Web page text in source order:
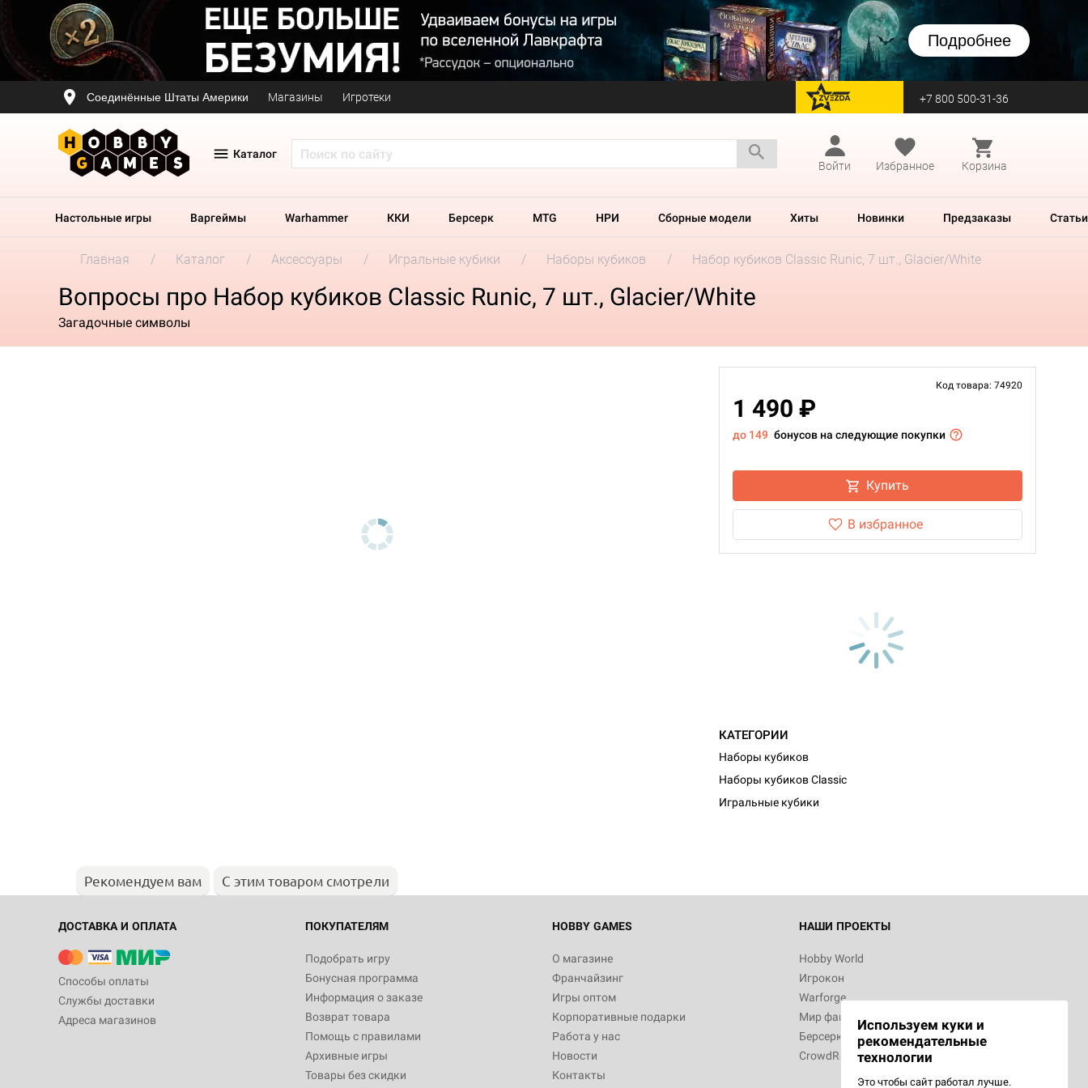
Подробнее
Соединённые Штаты Америки Магазины Игротеки перейти на Zvezda +7 800 500-31-36
Каталог
Войти
Избранное Корзина
Настольные игры Варгеймы Warhammer ККИ Берсерк MTG НРИ Сборные модели Хиты Новинки Предзаказы Статьи
Главная Каталог Аксессуары Игральные кубики Наборы кубиков Набор кубиков Classic Runic, 7 шт., Glacier/White
Вопросы про Набор кубиков Classic Runic, 7 шт., Glacier/White
Загадочные символы
Код товара: 74920
1 490 ₽
до 149 бонусов на следующие покупки
Купить
В избранное
КАТЕГОРИИ
Наборы кубиков
Наборы кубиков Classic
Игральные кубики
Рекомендуем вам С этим товаром смотрели
ДОСТАВКА И ОПЛАТА
Способы оплаты
Службы доставки
Адреса магазинов
ПОКУПАТЕЛЯМ
Подобрать игру
Бонусная программа
Информация о заказе
Возврат товара
Помощь с правилами
Архивные игры
Товары без скидки
HOBBY GAMES
О магазине
Франчайзинг
Игры оптом
Корпоративные подарки
Работа у нас
Новости
Контакты
НАШИ ПРОЕКТЫ
Hobby World
Игрокон
Warforge
Мир фантастики
Берсерк
CrowdRepublic
Используем куки и
рекомендательные
технологии
Это чтобы сайт работал лучше.